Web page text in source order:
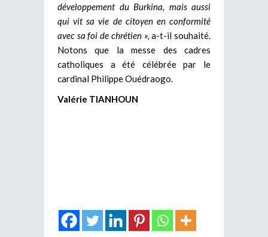
développement du Burkina, mais aussi
qui vit sa vie de citoyen en conformité
avec sa foi de chrétien », a-t-il souhaité.
Notons que la messe des cadres
catholiques a été célébrée par le
cardinal Philippe Ouédraogo.
Valérie TIANHOUN